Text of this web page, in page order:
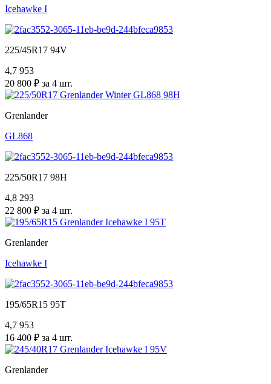
Icehawke I
225/45R17 94V
4,7 953
20 800 ₽ за 4 шт.
Grenlander
GL868
225/50R17 98H
4,8 293
22 800 ₽ за 4 шт.
Grenlander
Icehawke I
195/65R15 95T
4,7 953
16 400 ₽ за 4 шт.
Grenlander